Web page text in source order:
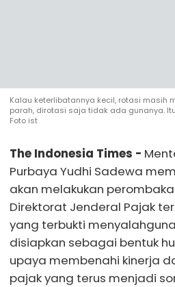
Kalau keterlibatannya kecil, rotasi masih
parah, dirotasi saja tidak ada gunanya.
Foto ist
The Indonesia Times -
Purbaya Yudhi Sadewa
akan melakukan
Direktorat Jenderal Pajak
yang terbukti
disiapkan sebagai bentuk
upaya membenahi kinerja
pajak yang terus menjadi